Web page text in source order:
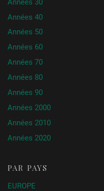
Années 30
Années 40
Années 50
Années 60
Années 70
Années 80
Années 90
Années 2000
Années 2010
Années 2020
PAR PAYS
EUROPE